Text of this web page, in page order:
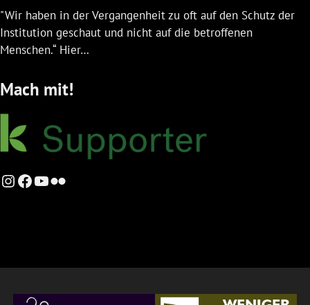
"Wir haben in der Vergangenheit zu oft auf den Schutz der
Institution geschaut und nicht auf die betroffenen
Menschen.“ Hier…
Mach mit!
Instagram
Facebook
YouTube
Flickr